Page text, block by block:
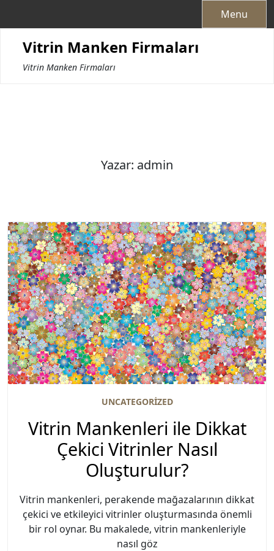
Menu
Vitrin Manken Firmaları
Vitrin Manken Firmaları
Yazar: admin
UNCATEGORIZED
Vitrin Mankenleri ile Dikkat
Çekici Vitrinler Nasıl
Oluşturulur?
Vitrin mankenleri, perakende mağazalarının dikkat
çekici ve etkileyici vitrinler oluşturmasında önemli
bir rol oynar. Bu makalede, vitrin mankenleriyle
nasıl göz